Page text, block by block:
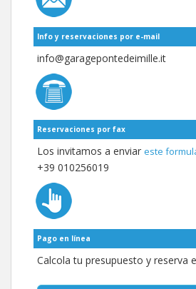
Info y reservaciones por e-mail
info@garagepontedeimille.it
Reservaciones por fax
Los invitamos a enviar este
+39 010256019
Pago en línea
Calcola tu presupuesto y reserva